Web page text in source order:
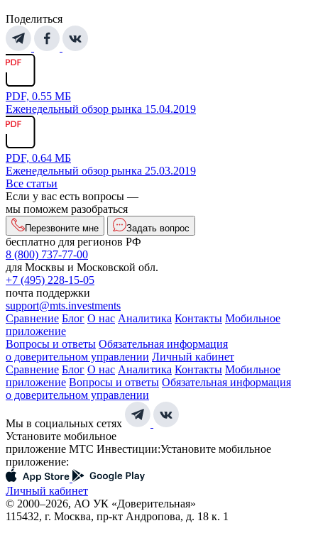
Поделиться
PDF, 0.55 МБ
Еженедельный обзор рынка 15.04.2019
PDF, 0.64 МБ
Еженедельный обзор рынка 25.03.2019
Все статьи
Если у вас есть вопросы —
мы поможем разобраться
Перезвоните мне Задать вопрос
бесплатно для регионов РФ
8 (800) 737-77-00
для Москвы и Московской обл.
+7 (495) 228-15-05
почта поддержки
support@mts.investments
Сравнение Блог О нас Аналитика Контакты Мобильное
приложение
Вопросы и ответы Обязательная информация
о доверительном управлении Личный кабинет
Сравнение Блог О нас Аналитика Контакты Мобильное
приложение Вопросы и ответы Обязательная информация
о доверительном управлении
Мы в социальных сетях
Установите мобильное
приложение МТС Инвестиции:Установите мобильное
приложение:
Личный кабинет
© 2000–2026, АО УК «Доверительная»
115432, г. Москва, пр-кт Андропова, д. 18 к. 1